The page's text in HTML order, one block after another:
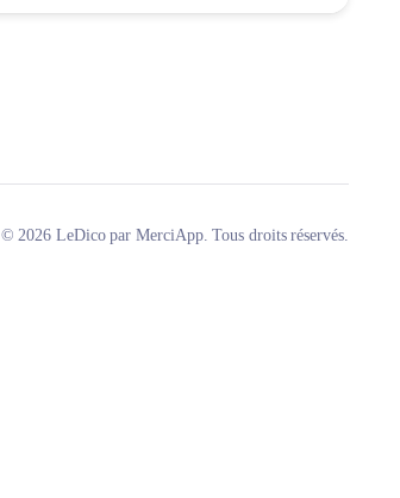
© 2026 LeDico par MerciApp. Tous droits réservés.